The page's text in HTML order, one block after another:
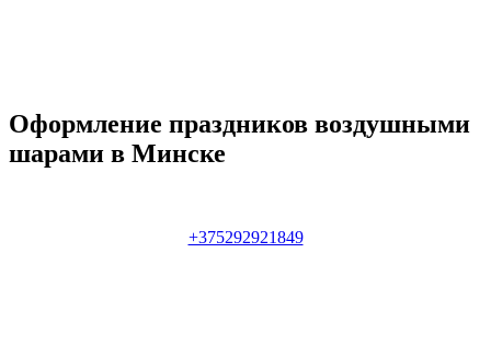
Оформление праздников воздушными
шарами в Минске
+375292921849